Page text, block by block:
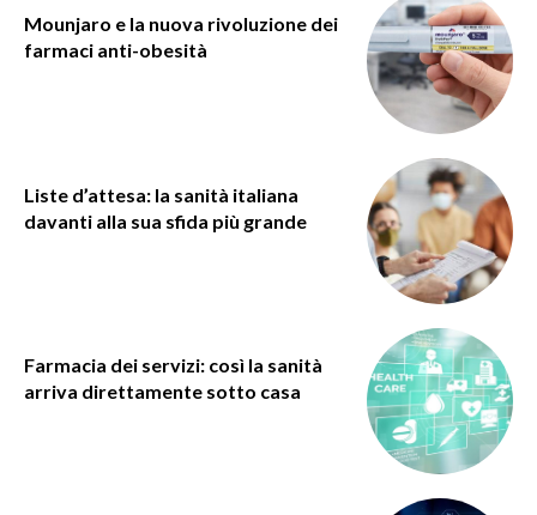
Mounjaro e la nuova rivoluzione dei
farmaci anti-obesità
Liste d’attesa: la sanità italiana
davanti alla sua sfida più grande
Farmacia dei servizi: così la sanità
arriva direttamente sotto casa